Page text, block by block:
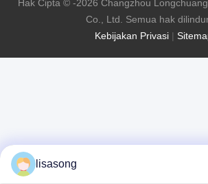
Kebijakan Privasi |
Hak Cipta © -2026 Changzhou
Co., Ltd. Semua hak
lisasong